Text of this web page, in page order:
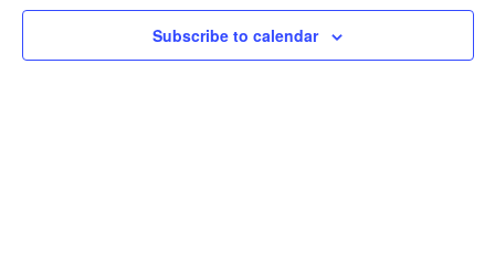
Subscribe to calendar